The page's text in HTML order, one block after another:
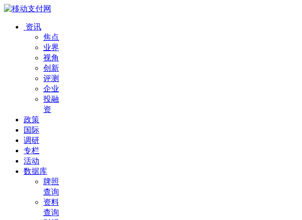
资讯
焦点
业界
视角
创新
评测
企业
投融
资
政策
国际
调研
专栏
活动
数据库
牌照
查询
资料
查询